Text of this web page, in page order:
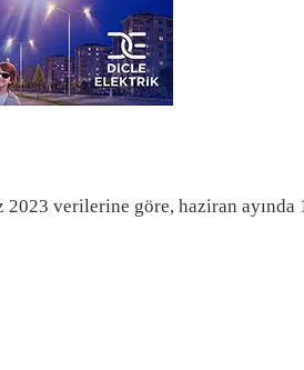
verilerine göre, haziran ayında